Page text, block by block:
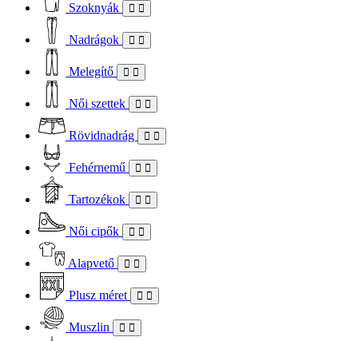
Szoknyák
Nadrágok
Melegítő
Női szettek
Rövidnadrág
Fehérnemű
Tartozékok
Női cipők
Alapvető
Plusz méret
Muszlin